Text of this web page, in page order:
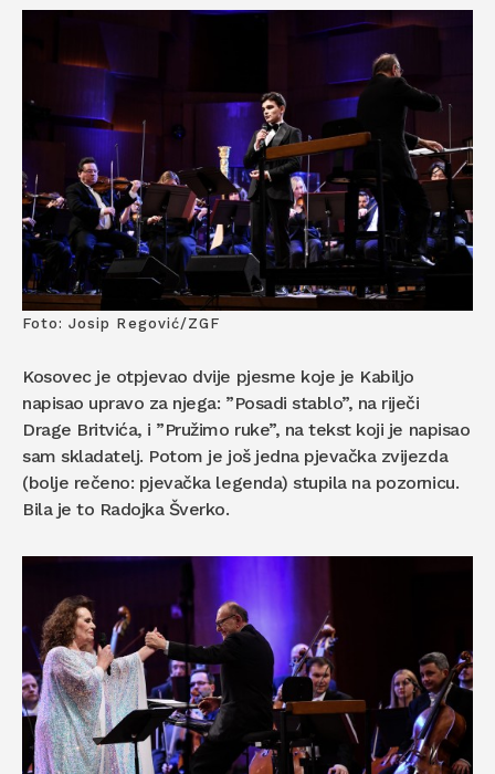
Foto: Josip Regović/ZGF
Kosovec je otpjevao dvije pjesme koje je Kabiljo
napisao upravo za njega: ”Posadi stablo”, na riječi
Drage Britvića, i ”Pružimo ruke”, na tekst koji je napisao
sam skladatelj. Potom je još jedna pjevačka zvijezda
(bolje rečeno: pjevačka legenda) stupila na pozornicu.
Bila je to Radojka Šverko.